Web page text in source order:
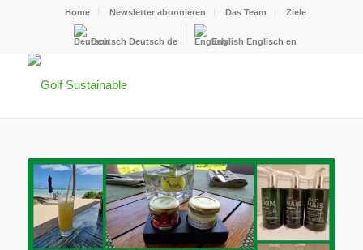
Home Newsletter abonnieren Das Team Ziele
Deutsch Deutsch de English Englisch en